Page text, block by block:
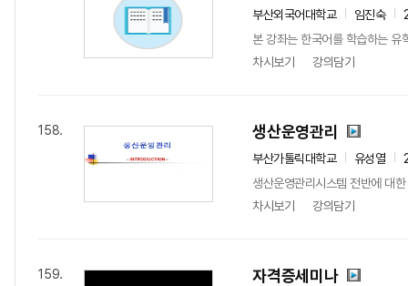
부산외국어대학교 임진숙
본 강좌는 한국어를 학습하는 유
차시보기
강의담기
158. 생산운영관리
부산가톨릭대학교 유성열
생산운영관리시스템 전반에 대
차시보기
강의담기
159. 자격증세미나